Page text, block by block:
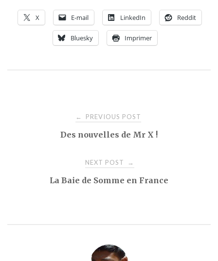
X E-mail LinkedIn Reddit
Bluesky Imprimer
navigation
← PREVIOUS POST
Des nouvelles de Mr X !
NEXT POST →
La Baie de Somme en France